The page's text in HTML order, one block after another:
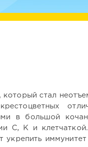
стал
в большой
C, K и
укрепить